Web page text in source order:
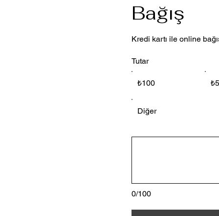
Bağış
Kredi kartı ile online
Tutar
₺100
Diğer
0/100